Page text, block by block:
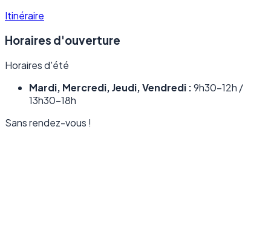
Itinéraire
Horaires d'ouverture
Horaires d'été
Mardi, Mercredi, Jeudi, Vendredi :9h30–12h /
13h30–18h
Sans rendez-vous !